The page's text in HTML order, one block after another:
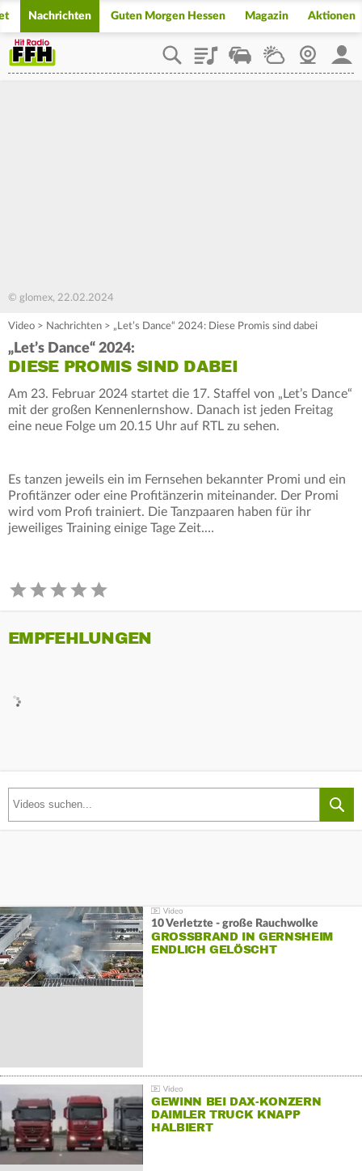
Nachrichten Guten Morgen Hessen Magazin Aktionen
PlaylistStaupilotWetterWebcam
© glomex, 22.02.2024
Video > Nachrichten > „Let’s Dance“ 2024: Diese Promis sind dabei
„Let’s Dance“ 2024:
DIESE PROMIS SIND DABEI
Am 23. Februar 2024 startet die 17. Staffel von „Let’s Dance“
mit der großen Kennenlernshow. Danach ist jeden Freitag
eine neue Folge um 20.15 Uhr auf RTL zu sehen.
Es tanzen jeweils ein im Fernsehen bekannter Promi und ein
Profitänzer oder eine Profitänzerin miteinander. Der Promi
wird vom Profi trainiert. Die Tanzpaaren haben für ihr
jeweiliges Training einige Tage Zeit.…
EMPFEHLUNGEN
10 Verletzte - große Rauchwolke
GROSSBRAND IN GERNSHEIM E
NDLICH GELÖSCHT
GEWINN BEI DAX-KONZERN
DAIMLER TRUCK KNAPP
HALBIERT